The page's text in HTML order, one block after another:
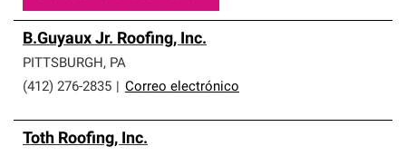
B.Guyaux Jr. Roofing, Inc.
PITTSBURGH, PA
(412) 276-2835
Correo electrónico
Toth Roofing, Inc.